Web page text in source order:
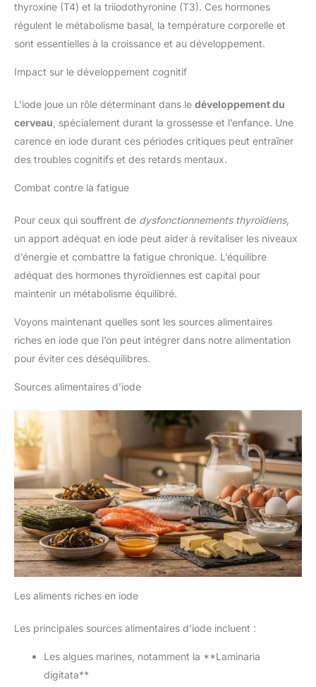
thyroxine (T4) et la triiodothyronine (T3). Ces hormones
régulent le métabolisme basal, la température corporelle et
sont essentielles à la croissance et au développement.
Impact sur le développement cognitif
L’iode joue un rôle déterminant dans le développement du
cerveau , spécialement durant la grossesse et l’enfance. Une
carence en iode durant ces périodes critiques peut entraîner
des troubles cognitifs et des retards mentaux.
Combat contre la fatigue
Pour ceux qui souffrent de dysfonctionnements thyroïdiens,
un apport adéquat en iode peut aider à revitaliser les niveaux
d’énergie et combattre la fatigue chronique. L’équilibre
adéquat des hormones thyroïdiennes est capital pour
maintenir un métabolisme équilibré.
Voyons maintenant quelles sont les sources alimentaires
riches en iode que l’on peut intégrer dans notre alimentation
pour éviter ces déséquilibres.
Sources alimentaires d’iode
Les aliments riches en iode
Les principales sources alimentaires d’iode incluent :
Les algues marines, notamment la **Laminaria
digitata**